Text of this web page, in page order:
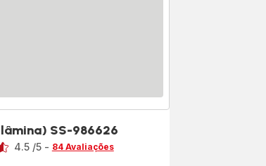
SS-986626
4.5 /5 - 84 Avaliações